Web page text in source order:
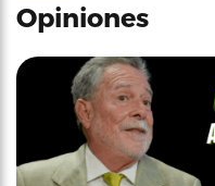
Opiniones